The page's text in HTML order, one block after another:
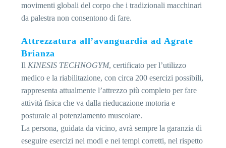
movimenti globali del corpo che i tradizionali macchinari
da palestra non consentono di fare.
Attrezzatura all’avanguardia ad Agrate
Brianza
Il KINESIS TECHNOGYM, certificato per l’utilizzo
medico e la riabilitazione, con circa 200 esercizi possibili,
rappresenta attualmente l’attrezzo più completo per fare
attività fisica che va dalla rieducazione motoria e
posturale al potenziamento muscolare.
La persona, guidata da vicino, avrà sempre la garanzia di
eseguire esercizi nei modi e nei tempi corretti, nel rispetto